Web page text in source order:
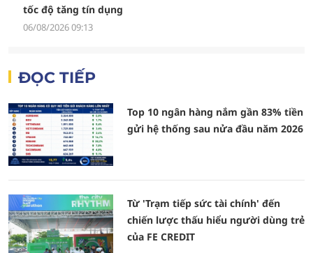
tốc độ tăng tín dụng
06/08/2026 09:13
ĐỌC TIẾP
Top 10 ngân hàng nắm gần 83% tiền
gửi hệ thống sau nửa đầu năm 2026
Từ 'Trạm tiếp sức tài chính' đến
chiến lược thấu hiểu người dùng trẻ
của FE CREDIT